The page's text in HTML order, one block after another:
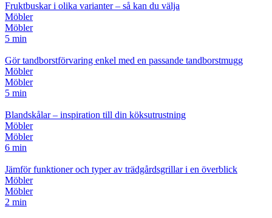
Fruktbuskar i olika varianter – så kan du välja
Möbler
Möbler
5 min
Gör tandborstförvaring enkel med en passande tandborstmugg
Möbler
Möbler
5 min
Blandskålar – inspiration till din köksutrustning
Möbler
Möbler
6 min
Jämför funktioner och typer av trädgårdsgrillar i en överblick
Möbler
Möbler
2 min